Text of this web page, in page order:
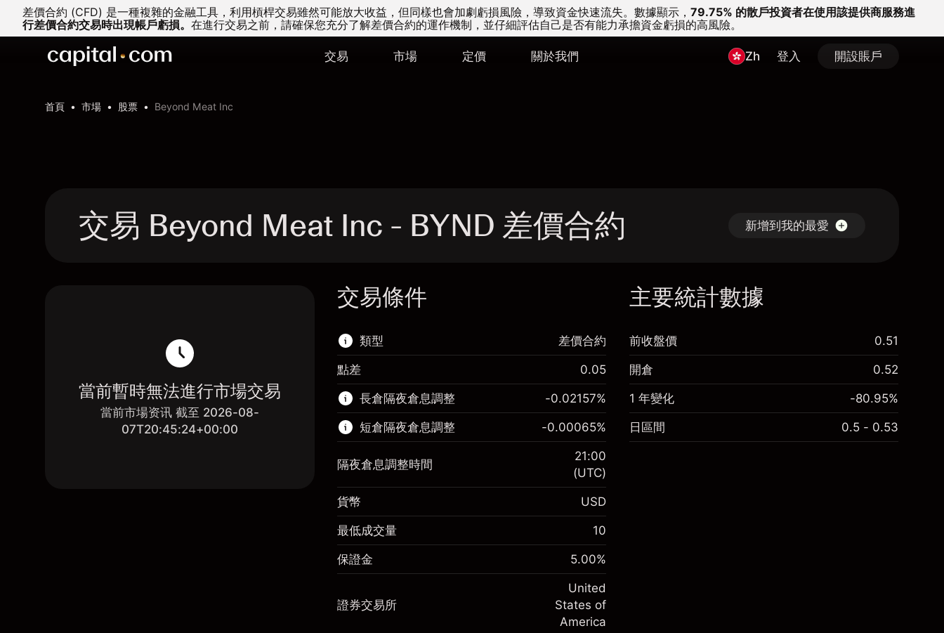
差價合約 (CFD) 是一種複雜的金融工具，利用槓桿交易雖然可能放大收益，但同樣也會加劇虧損風險，導致資金快速流失。 數據顯示， 79.75% 的散戶投資者在使用該提供商服務進
行差價合約交易時出現帳戶虧損。 在進行交易之前，請確保您充分了解差價合約的運作機制，並仔細評估自己是否有能力承擔資金虧損的高風險。
交易 市場 定價 關於我們 Zh 登入 開設賬戶
首頁 市場 股票 Beyond Meat Inc
交易 Beyond Meat Inc - BYND 差價合約 新增到我的最愛
當前暫時無法進行市場交易
當前市場资讯 截至 2026-08-
07T20:45:24+00:00
交易條件
類型
該金融市場可進行差價合約交易。
了解更多：
差價合約
差價合約
點差 0.05
長倉隔夜倉息調整
$1,000.00
隔夜倉息
來自頭寸全值的費用
-0.021568
(-$4.31)
來自杠杆的資金 - 美元（大約值）
$19,000.00
-0.02157%
短倉隔夜倉息調整
保證金。您的投資 $1,000.00
來自頭寸全值的費用
-0.000654
(-$0.13)
使用杠杆的交易規模（大約值）
$20,000.00
$19,000.00
-0.00065%
隔夜倉息調整時間
21:00
(UTC)
貨幣 USD
最低成交量 10
保證金 5.00%
證券交易所
United
States of
America
主要統計數據
前收盤價 0.51
開倉 0.52
1 年變化 -80.95%
日區間 0.5 - 0.53